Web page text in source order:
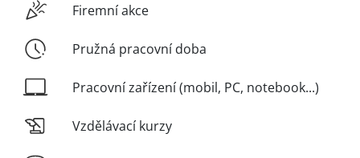
Firemní akce
Pružná pracovní doba
Pracovní zařízení (mobil, PC, notebook...)
Vzdělávací kurzy